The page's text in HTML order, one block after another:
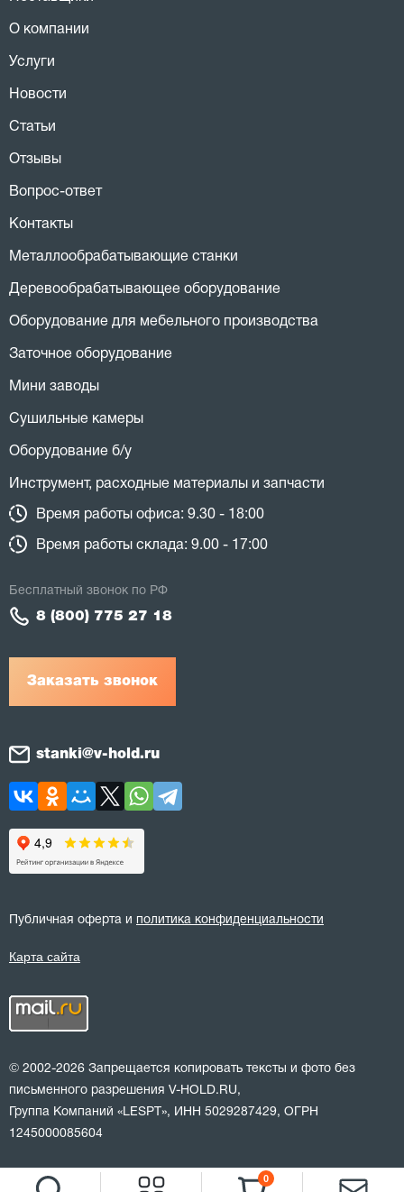
0
О компании
Услуги
Новости
Статьи
Отзывы
Вопрос-ответ
Контакты
Металлообрабатывающие станки
Деревообрабатывающее оборудование
Оборудование для мебельного производства
Заточное оборудование
Мини заводы
Сушильные камеры
Оборудование б/у
Инструмент, расходные материалы и запчасти
Время работы офиса: 9.30 - 18:00
Время работы склада: 9.00 - 17:00
Заказать звонок
Бесплатный звонок по РФ
8 (800) 775 27 18
stanki@v-hold.ru
Публичная оферта и политика конфиденциальности
Карта сайта
© 2002-2026 Запрещается копировать тексты и фото без
письменного разрешения V-HOLD.RU,
Группа Компаний «LESPT», ИНН 5029287429, ОГРН
1245000085604